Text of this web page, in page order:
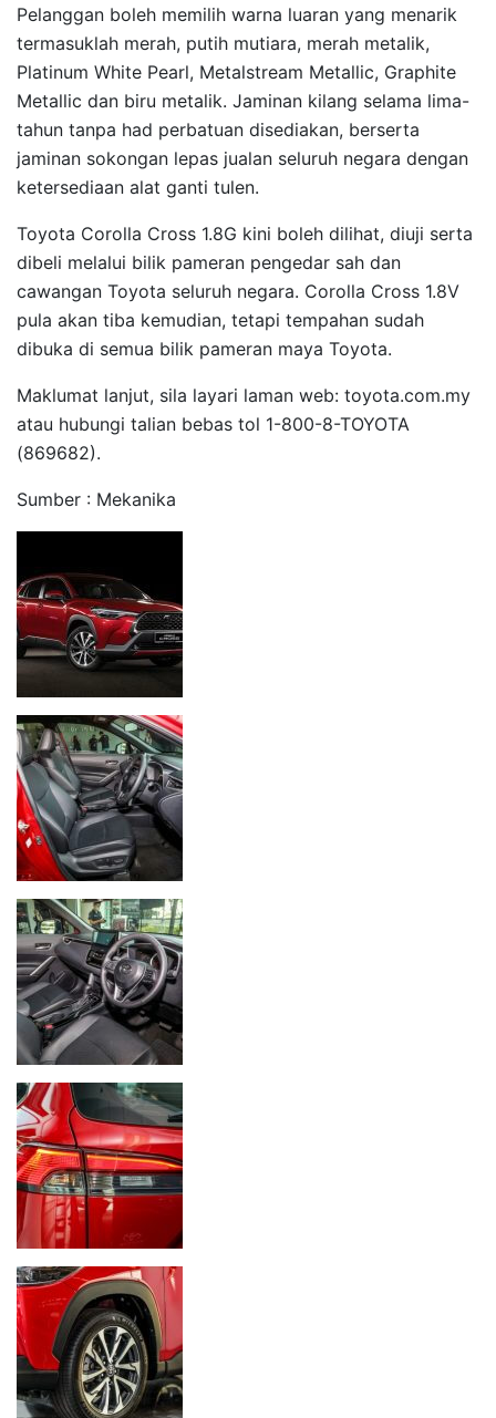
Pelanggan boleh memilih warna luaran yang menarik
termasuklah merah, putih mutiara, merah metalik,
Platinum White Pearl, Metalstream Metallic, Graphite
Metallic dan biru metalik. Jaminan kilang selama lima-
tahun tanpa had perbatuan disediakan, berserta
jaminan sokongan lepas jualan seluruh negara dengan
ketersediaan alat ganti tulen.
Toyota Corolla Cross 1.8G kini boleh dilihat, diuji serta
dibeli melalui bilik pameran pengedar sah dan
cawangan Toyota seluruh negara. Corolla Cross 1.8V
pula akan tiba kemudian, tetapi tempahan sudah
dibuka di semua bilik pameran maya Toyota.
Maklumat lanjut, sila layari laman web: toyota.com.my
atau hubungi talian bebas tol 1-800-8-TOYOTA
(869682).
Sumber : Mekanika